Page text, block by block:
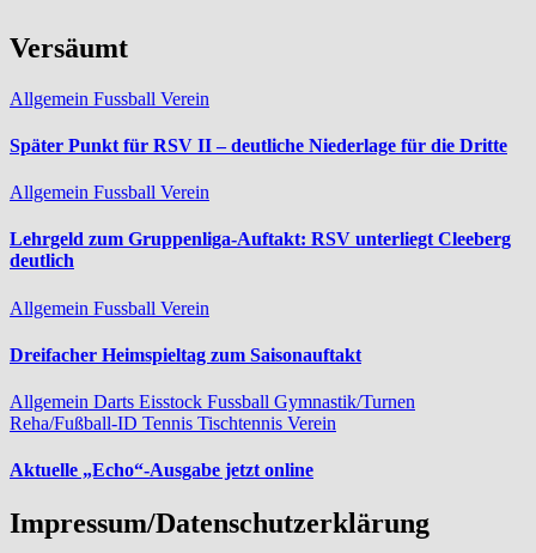
Versäumt
Allgemein Fussball Verein
Später Punkt für RSV II – deutliche Niederlage für die Dritte
Allgemein Fussball Verein
Lehrgeld zum Gruppenliga-Auftakt: RSV unterliegt Cleeberg
deutlich
Allgemein Fussball Verein
Dreifacher Heimspieltag zum Saisonauftakt
Allgemein Darts Eisstock Fussball Gymnastik/Turnen
Reha/Fußball-ID Tennis Tischtennis Verein
Aktuelle „Echo“-Ausgabe jetzt online
Impressum/Datenschutzerklärung